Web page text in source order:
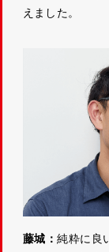
えました。
藤城：純粋に良